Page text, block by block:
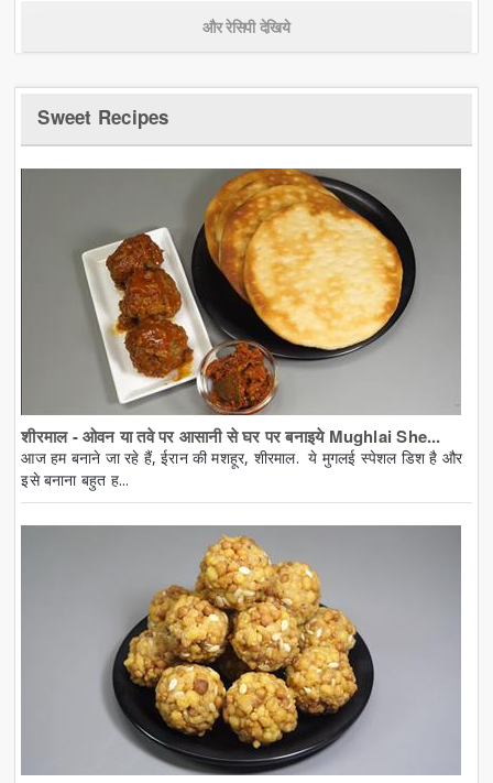
और रेसिपी देखिये
Sweet Recipes
शीरमाल - ओवन या तवे पर आसानी से घर पर बनाइये Mughlai She...
आज हम बनाने जा रहे हैं, ईरान की मशहूर, शीरमाल. ये मुगलई स्पेशल डिश है और
इसे बनाना बहुत ह...